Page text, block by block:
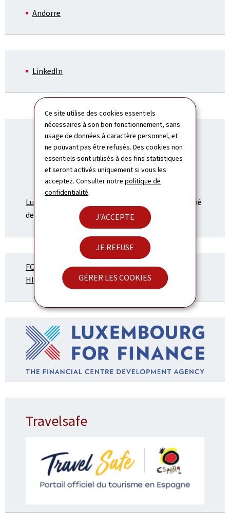
Ce site utilise des cookies essentiels
nécessaires à son bon fonctionnement, sans
usage de données à caractère personnel, et
ne pouvant pas être refusés. Des cookies non
essentiels sont utilisés à des fins statistiques
et seront activés uniquement si vous les
acceptez. Consulter notrepolitique de
confidentialité.
J'ACCEPTE
JE REFUSE
GÉRER LES COOKIES
Andorre
LinkedIn
Luxembourg.lu
- Le portail officiel du Grand-Duché
de Luxembourg.
FORO ECONÓMICO
HISPANO-LUXEMBURGUÉS
Travelsafe